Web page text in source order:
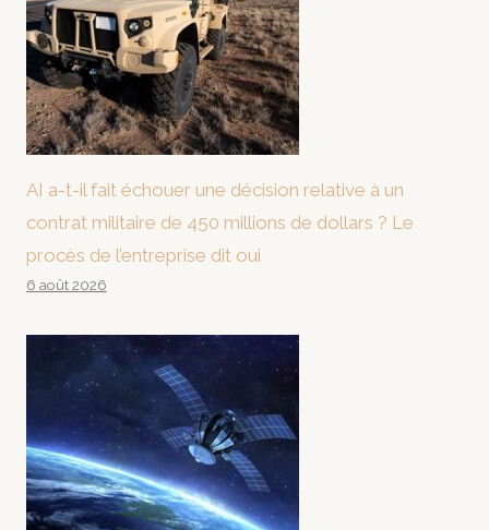
AI a-t-il fait échouer une décision relative à un
contrat militaire de 450 millions de dollars ? Le
procès de l’entreprise dit oui
6 août 2026